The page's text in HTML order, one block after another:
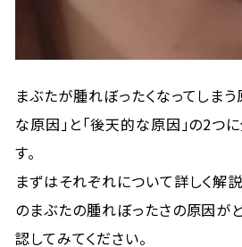
まぶたが腫れぼったくなってしまう
な原因」と「後天的な原因」の2つ
す。
まずはそれぞれについて詳しく解
のまぶたの腫れぼったさの原因が
認してみてください。